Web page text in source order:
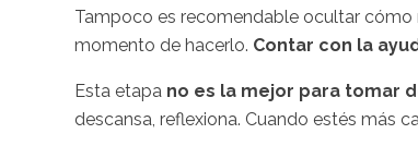
Tampoco es recomendable ocultar cómo
momento de hacerlo. Contar con la
Esta etapa no es la mejor para tomar
descansa, reflexiona. Cuando estés más